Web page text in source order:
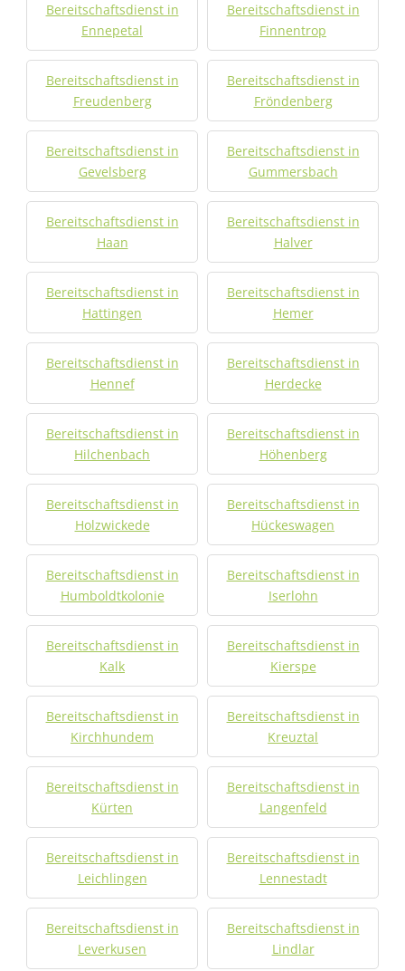
Bereitschaftsdienst in
Ennepetal
Bereitschaftsdienst in
Finnentrop
Bereitschaftsdienst in
Freudenberg
Bereitschaftsdienst in
Fröndenberg
Bereitschaftsdienst in
Gevelsberg
Bereitschaftsdienst in
Gummersbach
Bereitschaftsdienst in
Haan
Bereitschaftsdienst in
Halver
Bereitschaftsdienst in
Hattingen
Bereitschaftsdienst in
Hemer
Bereitschaftsdienst in
Hennef
Bereitschaftsdienst in
Herdecke
Bereitschaftsdienst in
Hilchenbach
Bereitschaftsdienst in
Höhenberg
Bereitschaftsdienst in
Holzwickede
Bereitschaftsdienst in
Hückeswagen
Bereitschaftsdienst in
Humboldtkolonie
Bereitschaftsdienst in
Iserlohn
Bereitschaftsdienst in
Kalk
Bereitschaftsdienst in
Kierspe
Bereitschaftsdienst in
Kirchhundem
Bereitschaftsdienst in
Kreuztal
Bereitschaftsdienst in
Kürten
Bereitschaftsdienst in
Langenfeld
Bereitschaftsdienst in
Leichlingen
Bereitschaftsdienst in
Lennestadt
Bereitschaftsdienst in
Leverkusen
Bereitschaftsdienst in
Lindlar